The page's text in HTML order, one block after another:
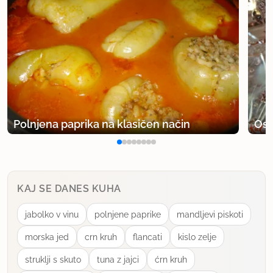
Polnjena paprika na klasičen način
KAJ SE DANES KUHA
jabolko v vinu polnjene paprike mandljevi piskoti
morska jed crn kruh flancati kislo zelje
struklji s skuto tuna z jajci ćrn kruh